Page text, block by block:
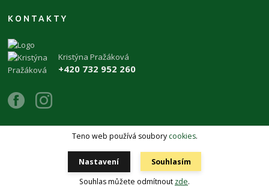
KONTAKTY
Kristýna Pražáková
+420 732 952 260
Copyright 2026 © ŽIVÉKAMENY Kristýna Pražáková
Vytvořeno na
Teno web používá soubory cookies.
Nastavení
Souhlasím
Souhlas můžete odmítnout zde.